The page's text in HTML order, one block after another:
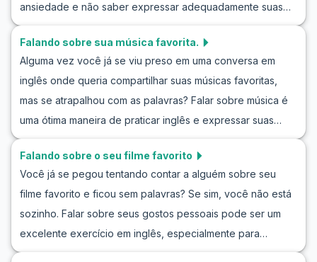
elaborar suas desculpas de maneira mais natural,
ansiedade e não saber expressar adequadamente suas
expectativas ou reações. Este artigo oferece dicas
práticas para encenações focadas em esperar por um
convite em inglês, incluindo vocabulário útil e frases
chave. Aprender a lidar com essas conversas com
confiança pode melhorar sua fluência e prepará-lo melhor
para situações da vida real. Explore nossos exemplos de
Falando sobre sua música favorita.
Alguma vez você já se viu preso em uma conversa em
inglês onde queria compartilhar suas músicas favoritas,
mas se atrapalhou com as palavras? Falar sobre música é
uma ótima maneira de praticar inglês e expressar suas
preferências pessoais de forma envolvente. Neste artigo,
exploraremos como você pode aprimorar suas habilidades
de conversação em inglês discutindo suas canções e
gêneros musicais favoritos. Usaremos vocabulário e
expressões úteis que aumentarão sua confiança ao
interagir em inglês. Ao praticar inglês falando sobre
Falando sobre o seu filme favorito
Você já se pegou tentando contar a alguém sobre seu
filme favorito e ficou sem palavras? Se sim, você não está
sozinho. Falar sobre seus gostos pessoais pode ser um
excelente exercício em inglês, especialmente para
aqueles que estão aprendendo como segunda língua.